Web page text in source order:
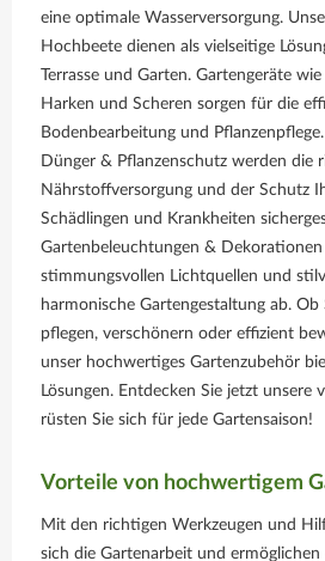
eine optimale Wasserversorgung.
Hochbeete dienen als vielseitige
Terrasse und Garten. Gartengeräte
Harken und Scheren sorgen für die
Bodenbearbeitung und
Dünger & Pflanzenschutz werden die
Nährstoffversorgung und der Schutz
Schädlingen und Krankheiten
Gartenbeleuchtungen &
stimmungsvollen Lichtquellen und
harmonische Gartengestaltung ab. Ob
pflegen, verschönern oder effizient
unser hochwertiges Gartenzubehör
Lösungen. Entdecken Sie jetzt unsere
rüsten Sie sich für jede Gartensaison!
Vorteile von hochwertigem
Mit den richtigen Werkzeugen und
sich die Gartenarbeit und